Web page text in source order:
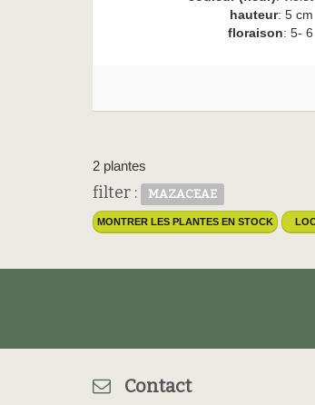
hauteur: 5 cm
floraison: 5- 6
2 plantes
filter : MAZACEAE
MONTRER LES PLANTES EN STOCK
Contact